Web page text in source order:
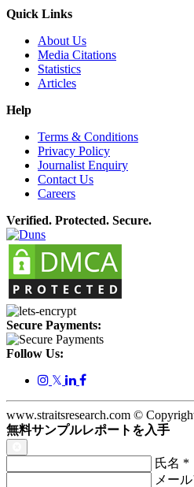
Quick Links
About Us
Media Citations
Statistics
Articles
Help
Terms & Conditions
Privacy Policy
Journalist Enquiry
Contact Us
Careers
Verified. Protected. Secure.
Secure Payments:
Follow Us:
𝕏
www.straitsresearch.com ©
無料サンプルレポートを入手
氏名 *
メー